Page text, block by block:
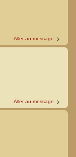
Aller au message
Aller au message